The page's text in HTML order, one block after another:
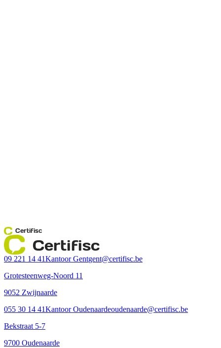
Certifisc
Certifisc
09 221 14 41Kantoor Gentgent@certifisc.be
Grotesteenweg-Noord 11
9052 Zwijnaarde
055 30 14 41Kantoor Oudenaardeoudenaarde@certifisc.be
Bekstraat 5-7
9700 Oudenaarde